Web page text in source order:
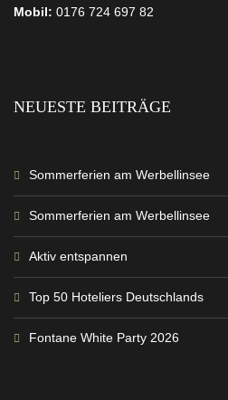
Mobil: 0176 724 697 82
NEUESTE BEITRÄGE
Sommerferien am Werbellinsee
Sommerferien am Werbellinsee
Aktiv entspannen
Top 50 Hoteliers Deutschlands
Fontane White Party 2026